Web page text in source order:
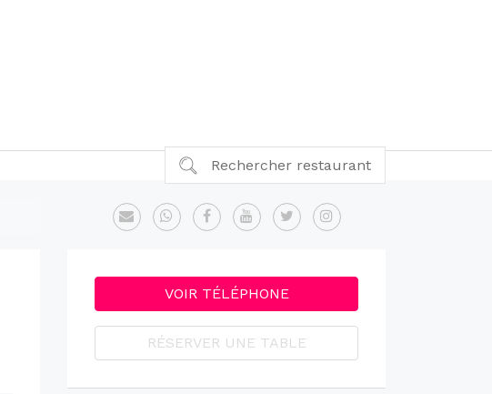
Rechercher restaurant
VOIR TÉLÉPHONE
RÉSERVER UNE TABLE